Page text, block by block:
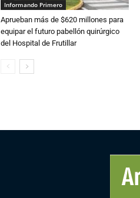
Informando Primero
Aprueban más de $620 millones para
equipar el futuro pabellón quirúrgico
del Hospital de Frutillar